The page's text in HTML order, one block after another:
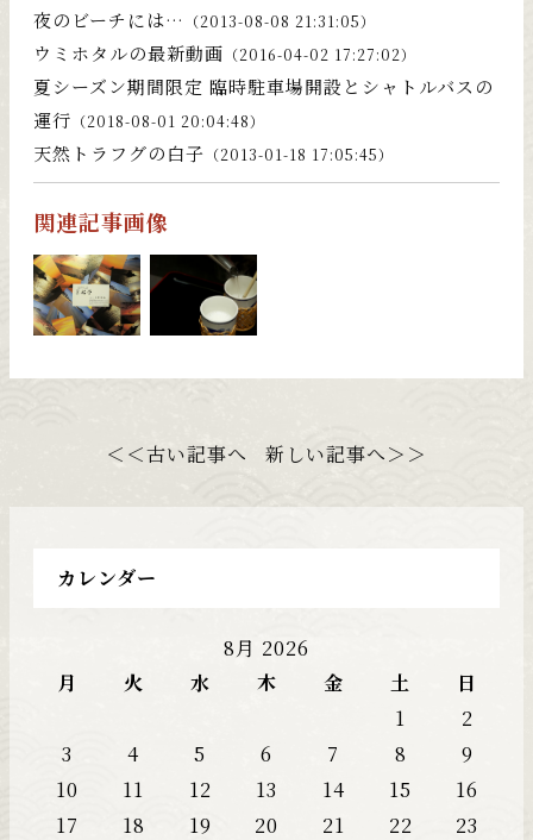
夜のビーチには… （2013-08-08 21:31:05）
ウミホタルの最新動画 （2016-04-02 17:27:02）
夏シーズン期間限定 臨時駐車場開設とシャトルバスの
運行 （2018-08-01 20:04:48）
天然トラフグの白子 （2013-01-18 17:05:45）
関連記事画像
＜＜古い記事へ 新しい記事へ＞＞
カレンダー
8月 2026
月
火 水 木 金 土
日
1
2
3
4 5 6 7 8
9
10
11 12 13 14 15
16
17
18 19 20 21 22
23